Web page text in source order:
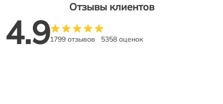
Отзывы клиентов
4.91799 отзывов 5358 оценок